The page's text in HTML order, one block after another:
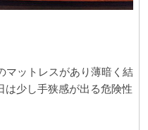
マットレスがあり薄暗く結
は少し手狭感が出る危険性